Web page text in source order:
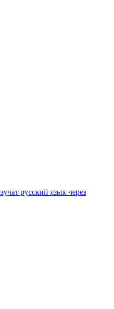
русский язык через